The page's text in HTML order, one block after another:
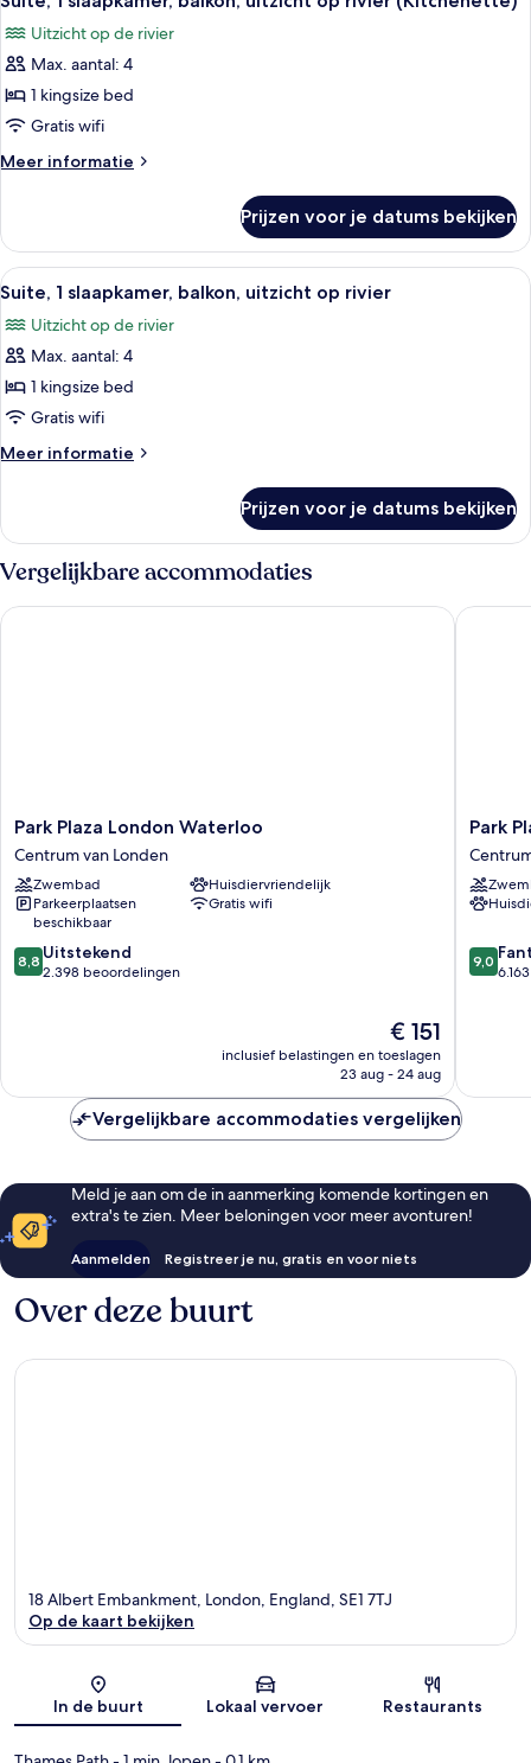
foto's
voor
Suite,
1
slaapkamer,
balkon,
uitzicht
rivier
(Kitchenette)
laden
Uitzicht op de rivier
Max. aantal: 4
1 kingsize bed
Gratis wifi
Meer informatie
Meer
1
slaapkamer,
balkon,
op
rivier
Prijzen voor je datums bekijken
Alle
foto's
voor
Suite,
1
slaapkamer,
balkon,
uitzicht
rivier
laden
Een moderne hotelkamer met een
7
Suite, 1 slaapkamer, balkon, uitzicht op rivier
Uitzicht op de rivier
Max. aantal: 4
1 kingsize bed
Gratis wifi
Meer informatie
Meer
1
slaapkamer,
balkon,
op
Prijzen voor je datums bekijken
Vergelijkbare accommodaties
Park
Plaza
London
Waterloo
Centrum
van
Londen
Park Plaza London Waterloo
Centrum van Londen
Zwembad
Huisdiervriendelijk
Parkeerplaatsen
beschikbaar
Gratis wifi
8.8
van
8,8 Uitstekend
2.398 beoordelingen
De
prijs
is
€ 151
inclusief belastingen en toeslagen
23 aug - 24 aug
Park Plaza London Waterloo
Park
Plaza
London
Bridge
van
Londen
Park
9.0
van
9,0
Park
Vergelijkbare accommodaties vergelijken
Meld je aan om de in aanmerking komende kortingen en
extra's te zien. Meer beloningen voor meer avonturen!
Aanmelden Registreer je nu, gratis en voor niets
Over deze buurt
Kaart
18 Albert Embankment, London, England, SE1 7TJ
Op de kaart bekijken
In de buurt Lokaal vervoer Restaurants